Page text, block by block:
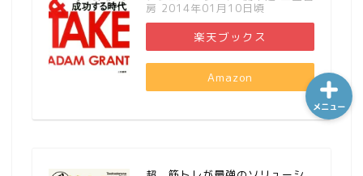
房 2014年01月10日頃
楽天ブックス
Amazon
メニュー